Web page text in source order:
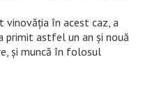
vinovăția în acest caz, a
primit astfel un an și nouă
și muncă în folosul